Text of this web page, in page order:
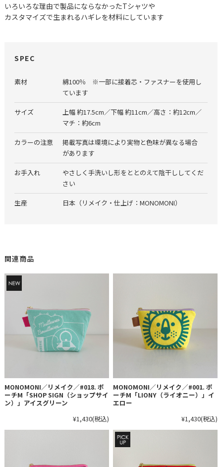
いろいろな理由で製品にならなかったTシャツや
カスタマイズで生まれるハギレを材料にしています
SPEC
素材
綿100％ ※一部に接着芯・ファスナーを使用し
ています
サイズ
上幅 約17.5cm／下幅 約11cm／高さ：約12cm／
マチ：約6cm
カラーの注意
掲載写真は環境により実物と色味が異なる場合
があります
お手入れ
やさしく手洗いし形をととのえて陰干ししてくだ
さい
生産 日本（リメイク・仕上げ：MONOMONI）
関連商品
MONOMONI／リメイク／#018. ポ
ーチM「SHOP SIGN（ショップサイ
ン）」アイスグリーン
¥1,430(税込)
MONOMONI／リメイク／#001. ポ
ーチM「LIONY（ライオニー）」イ
エロー
¥1,430(税込)